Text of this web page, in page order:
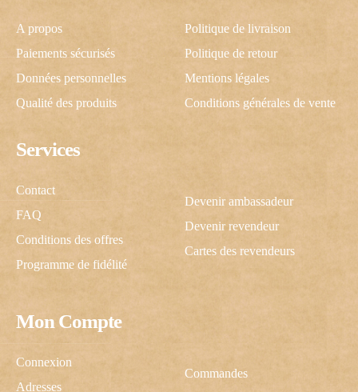
Mon Compte
Connexion
Adresses
Commandes
Services
Contact
FAQ
Conditions des offres
Programme de fidélité
Devenir ambassadeur
Devenir revendeur
Cartes des revendeurs
A propos
Paiements sécurisés
Données personnelles
Qualité des produits
Politique de livraison
Politique de retour
Mentions légales
Conditions générales de vente
C'est cadeau !